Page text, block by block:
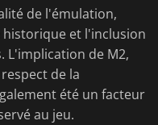
de l'émulation,
et l'inclusion
L'implication de M2,
de la
été un facteur
au jeu.